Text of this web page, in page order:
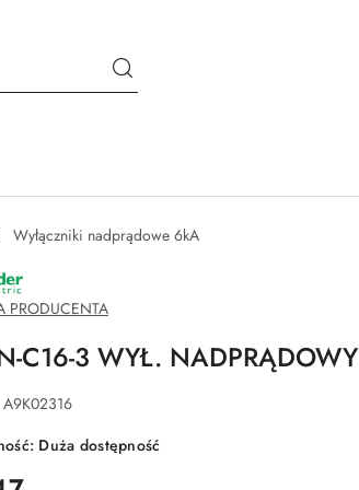
Wyłączniki nadprądowe 6kA
PRODUCENTA
C16-3 WYŁ. NADPRĄDOWY
A9K02316
Duża dostępność